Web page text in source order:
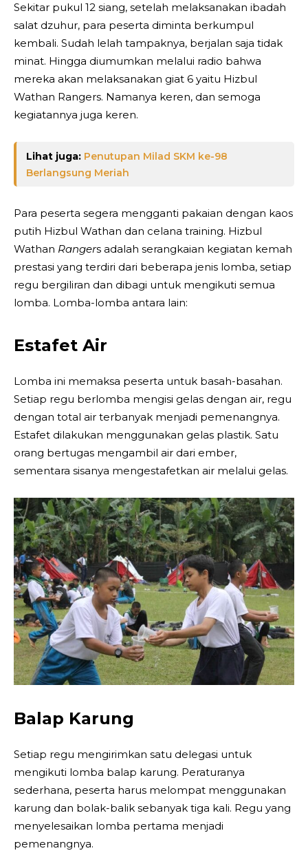
Sekitar pukul 12 siang, setelah melaksanakan ibadah
salat dzuhur, para peserta diminta berkumpul
kembali. Sudah lelah tampaknya, berjalan saja tidak
minat. Hingga diumumkan melalui radio bahwa
mereka akan melaksanakan giat 6 yaitu Hizbul
Wathan Rangers. Namanya keren, dan semoga
kegiatannya juga keren.
Lihat juga: Penutupan Milad SKM ke-98
Berlangsung Meriah
Para peserta segera mengganti pakaian dengan kaos
putih Hizbul Wathan dan celana training. Hizbul
Wathan Rangers adalah serangkaian kegiatan kemah
prestasi yang terdiri dari beberapa jenis lomba, setiap
regu bergiliran dan dibagi untuk mengikuti semua
lomba. Lomba-lomba antara lain:
Estafet Air
Lomba ini memaksa peserta untuk basah-basahan.
Setiap regu berlomba mengisi gelas dengan air, regu
dengan total air terbanyak menjadi pemenangnya.
Estafet dilakukan menggunakan gelas plastik. Satu
orang bertugas mengambil air dari ember,
sementara sisanya mengestafetkan air melalui gelas.
Balap Karung
Setiap regu mengirimkan satu delegasi untuk
mengikuti lomba balap karung. Peraturanya
sederhana, peserta harus melompat menggunakan
karung dan bolak-balik sebanyak tiga kali. Regu yang
menyelesaikan lomba pertama menjadi
pemenangnya.